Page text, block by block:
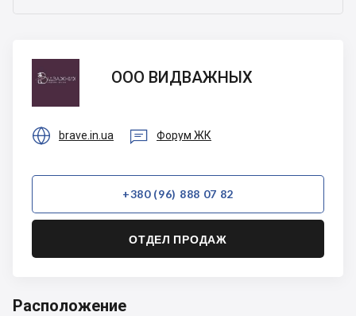
ВИДВАЖНЫХООО ВИДВАЖНЫХ
 brave.in.ua  Форум ЖК
+380 (96) 888 07 82
ОТДЕЛ ПРОДАЖ
Расположение